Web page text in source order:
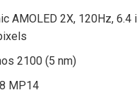
AMOLED 2X, 120Hz, 6.4
2100 (5 nm)
MP14